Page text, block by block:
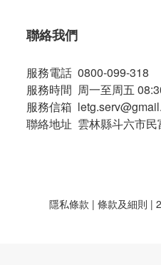
聯絡我們
服務電話 0800-099-318
服務時間 周一至周五
服務信箱
聯絡地址 雲林縣斗六市民
隱私條款 | 條款及細則 |